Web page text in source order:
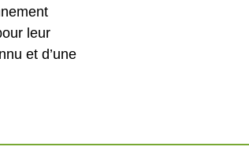
leur
et d’une